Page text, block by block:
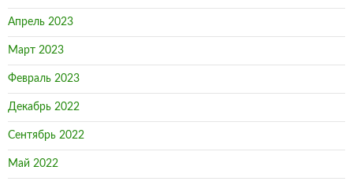
Апрель 2023
Март 2023
Февраль 2023
Декабрь 2022
Сентябрь 2022
Май 2022